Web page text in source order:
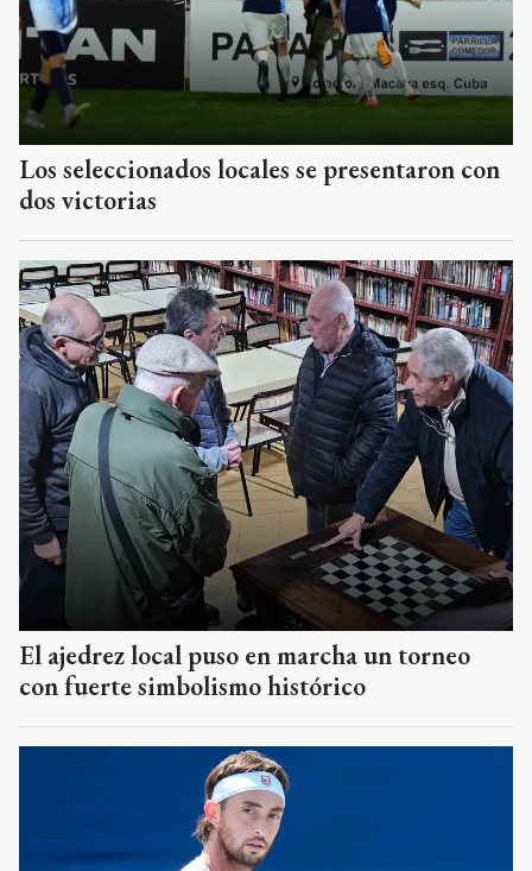
Los seleccionados locales se presentaron con
dos victorias
El ajedrez local puso en marcha un torneo
con fuerte simbolismo histórico